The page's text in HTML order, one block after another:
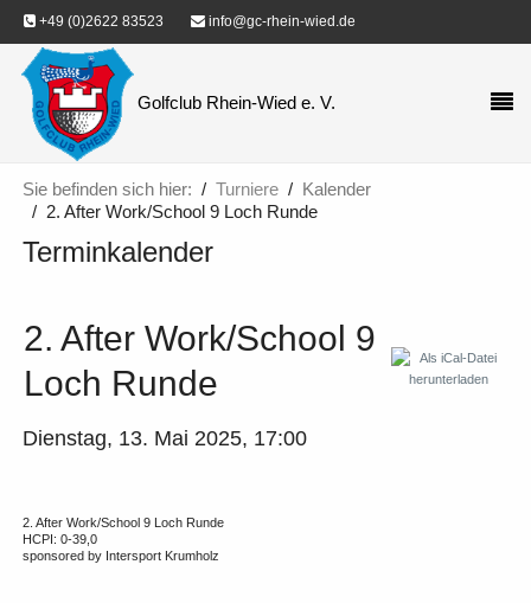
+49 (0)2622 83523 info@gc-rhein-wied.de
Golfclub Rhein-Wied e. V.
Sie befinden sich hier: Turniere
Kalender
2. After Work/School 9 Loch Runde
Terminkalender
2. After Work/School 9
Loch Runde
Dienstag, 13. Mai 2025, 17:00
2. After Work/School 9 Loch Runde
HCPI: 0-39,0
sponsored by Intersport Krumholz